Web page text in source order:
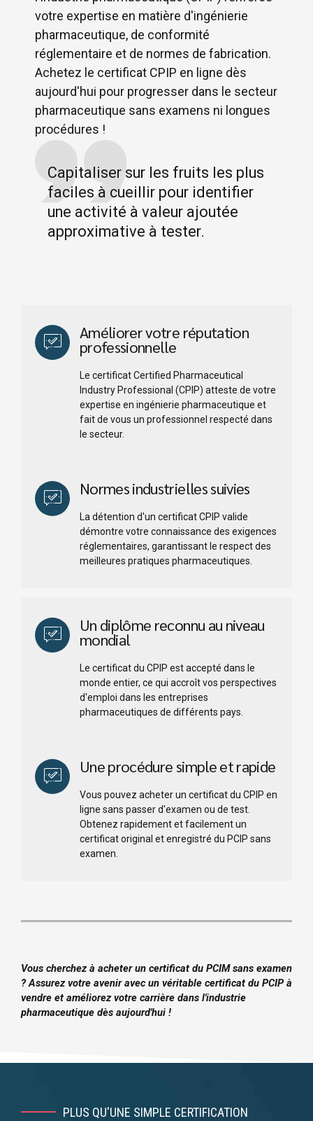
votre expertise en matière d'ingénierie
pharmaceutique, de conformité
réglementaire et de normes de fabrication.
Achetez le certificat CPIP en ligne dès
aujourd'hui pour progresser dans le secteur
pharmaceutique sans examens ni longues
procédures !
Capitaliser sur les fruits les plus
faciles à cueillir pour identifier
une activité à valeur ajoutée
approximative à tester.
Améliorer votre réputation
professionnelle
Le certificat Certified Pharmaceutical
Industry Professional (CPIP) atteste de votre
expertise en ingénierie pharmaceutique et
fait de vous un professionnel respecté dans
le secteur.
Normes industrielles suivies
La détention d'un certificat CPIP valide
démontre votre connaissance des exigences
réglementaires, garantissant le respect des
meilleures pratiques pharmaceutiques.
Un diplôme reconnu au niveau
mondial
Le certificat du CPIP est accepté dans le
monde entier, ce qui accroît vos perspectives
d'emploi dans les entreprises
pharmaceutiques de différents pays.
Une procédure simple et rapide
Vous pouvez acheter un certificat du CPIP en
ligne sans passer d'examen ou de test.
Obtenez rapidement et facilement un
certificat original et enregistré du PCIP sans
examen.
Vous cherchez à acheter un certificat du PCIM sans examen
? Assurez votre avenir avec un véritable certificat du PCIP à
vendre et améliorez votre carrière dans l'industrie
pharmaceutique dès aujourd'hui !
PLUS QU'UNE SIMPLE CERTIFICATION